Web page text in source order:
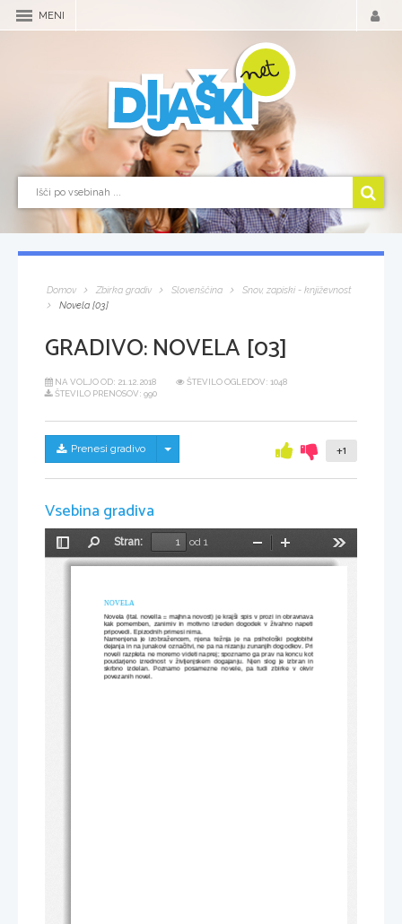
MENI
Domov Zbirka gradiv Slovenščina
Snov, zapiski - književnost
Novela [03]
GRADIVO:NOVELA [03]
NA VOLJO OD: 21.12.2018
ŠTEVILO OGLEDOV: 1048
ŠTEVILO PRENOSOV: 990
Prenesi gradivo Skrij/prikaži meni +1
Vsebina gradiva
Preklopi
stransko
Stran:
od 1
Pomanjšaj
NOVELA
Novela (ital. novella = majhna novost) je krajši spis v prozi in obravnava
kak pomemben, zanimiv in motivno izreden dogodek v živahno napeti
pripovedi. Epizodnih primesi nima.
Namenjena je izobražencem, njena težnja je na psihološki poglobitvi
dejanja in na junakovi označitvi, ne pa na nizanju zunanjih dogodkov. Pri
noveli razpleta ne moremo videti naprej; spoznamo ga prav na koncu kot
poudarjeno izrednost v življenjskem dogajanju. Njen slog je izbran in
skrbno   izdelan.   Poznamo   posamezne   novele,   pa   tudi   zbirke   v   okvir
povezanih novel.